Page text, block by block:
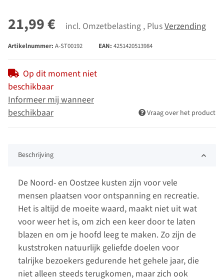
21,99 € incl. Omzetbelasting , PlusVerzending
Artikelnummer: A-ST00192 EAN: 4251420513984
Op dit moment niet
beschikbaar
Informeer mij wanneer
beschikbaar
Vraag over het product
Beschrijving
De Noord- en Oostzee kusten zijn voor vele
mensen plaatsen voor ontspanning en recreatie.
Het is altijd de moeite waard, maakt niet uit wat
voor weer het is, om zich een keer door te laten
blazen en om je hoofd leeg te maken. Zo zijn de
kuststroken natuurlijk geliefde doelen voor
talrijke bezoekers gedurende het gehele jaar, die
niet alleen steeds terugkomen, maar zich ook